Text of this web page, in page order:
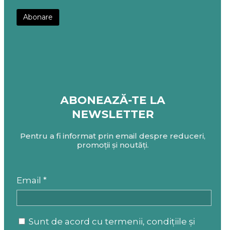
ABONEAZĂ-TE LA
NEWSLETTER
Pentru a fi informat prin email despre reduceri,
promoții și noutăți.
Email *
Sunt de acord cu termenii, condițiile și